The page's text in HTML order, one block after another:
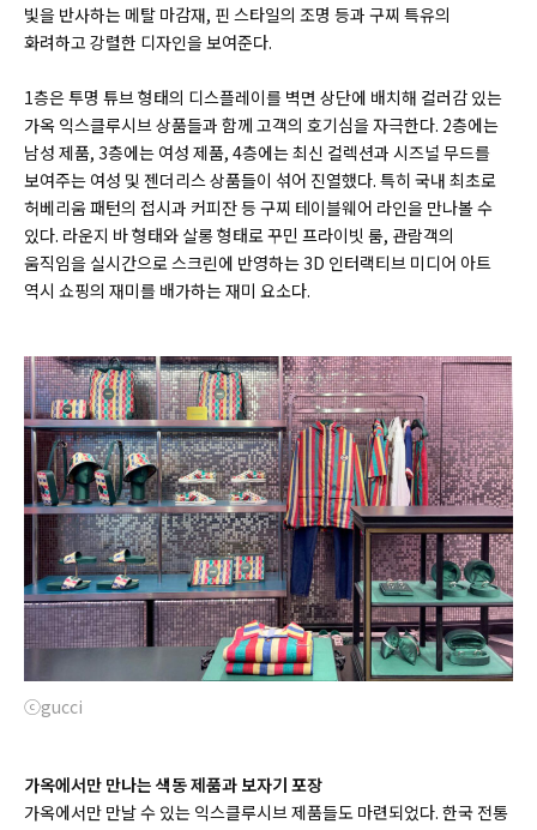
빛을 반사하는 메탈 마감재, 핀 스타일의 조명 등과 구찌 특유의
화려하고 강렬한 디자인을 보여준다.
1층은 투명 튜브 형태의 디스플레이를 벽면 상단에 배치해 컬러감 있는
가옥 익스클루시브 상품들과 함께 고객의 호기심을 자극한다. 2층에는
남성 제품, 3층에는 여성 제품, 4층에는 최신 컬렉션과 시즈널 무드를
보여주는 여성 및 젠더리스 상품들이 섞어 진열했다. 특히 국내 최초로
허베리움 패턴의 접시과 커피잔 등 구찌 테이블웨어 라인을 만나볼 수
있다. 라운지 바 형태와 살롱 형태로 꾸민 프라이빗 룸, 관람객의
움직임을 실시간으로 스크린에 반영하는 3D 인터랙티브 미디어 아트
역시 쇼핑의 재미를 배가하는 재미 요소다.
ⓒgucci
가옥에서만 만나는 색동 제품과 보자기 포장
가옥에서만 만날 수 있는 익스클루시브 제품들도 마련되었다. 한국 전통